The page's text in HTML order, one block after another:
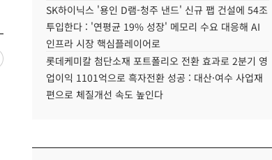
SK하이닉스 '용인 D램-청주 낸드' 신규 팹 건설에 54조
투입한다 : '연평균 19% 성장' 메모리 수요 대응해 AI
인프라 시장 핵심플레이어로
롯데케미칼 첨단소재 포트폴리오 전환 효과로 2분기 영
업이익 1101억으로 흑자전환 성공 : 대산·여수 사업재
편으로 체질개선 속도 높인다